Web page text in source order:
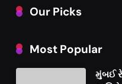
Our Picks
Most Popular
મુંબઈ